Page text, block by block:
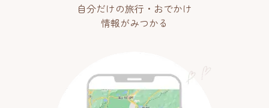
自分だけの旅行・おでかけ
情報がみつかる